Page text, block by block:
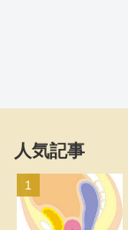
人気記事